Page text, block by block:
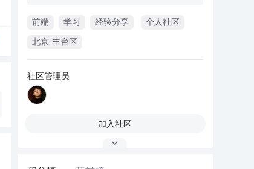
前端 学习 经验分享 个人社区
北京·丰台区
社区管理员
加入社区